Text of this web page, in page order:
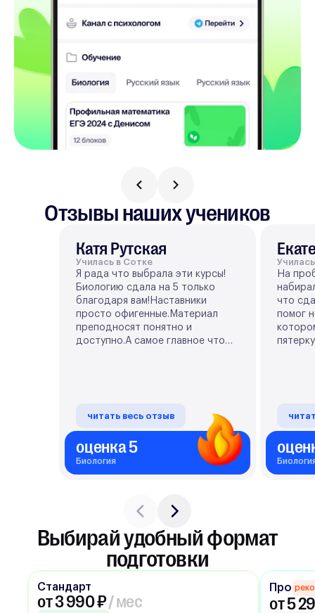
Отзывы наших учеников
Катя Рутская
Училась в Сотке
Я рада что выбрала эти курсы!
Биологию сдала на 5 только
благодаря вам!Наставники
просто офигенные.Материал
преподносят понятно и
доступно.А самое главное что
читать весь отзыв
оценка 5
Биология
На
что
помог
Выбирай удобный формат
подготовки
Стандарт
от 3 990 ₽/ мес
Про
от 5